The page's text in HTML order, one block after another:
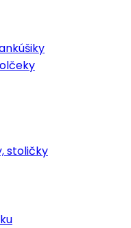
stoličky